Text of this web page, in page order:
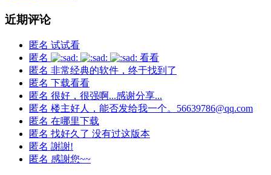
近期评论
匿名 试试看
匿名
看看
匿名 非常经典的软件，终于找到了
匿名 下载看看
匿名 很好，很强啊...感谢分享...
匿名 楼主好人，能否发给我一个。56639786@qq.com
匿名 在哪里下载
匿名 找好久了 没有过这版本
匿名 謝謝!
匿名 感謝您~~